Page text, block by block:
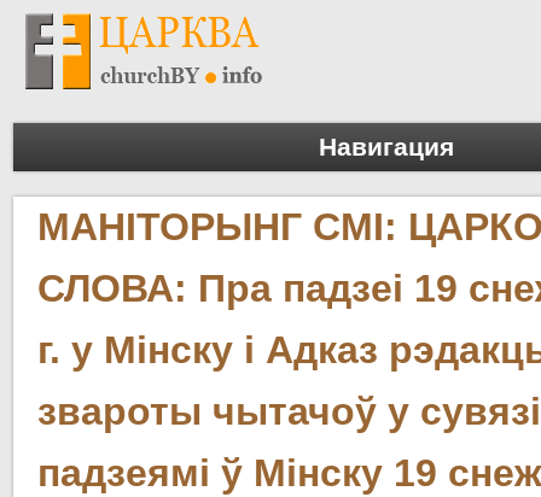
Навигация
МАНІТОРЫНГ СМІ:
СЛОВА: Пра падзеі 19
г. у Мінску і Адказ
звароты чытачоў у
падзеямі ў Мінску 19